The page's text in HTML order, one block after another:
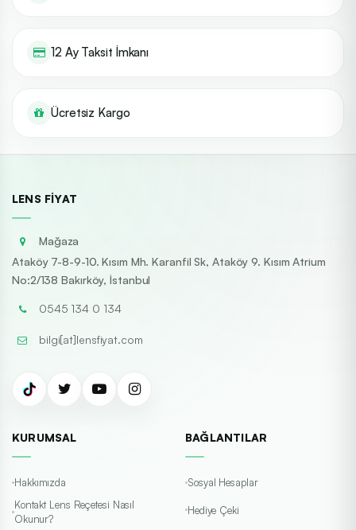
12 Ay Taksit İmkanı
Ücretsiz Kargo
LENS FIYAT
Mağaza
Ataköy 7-8-9-10. Kısım Mh. Karanfil Sk, Ataköy 9. Kısım Atrium
No:2/138 Bakırköy, İstanbul
0545 134 0 134
bilgi[at]lensfiyat.com
KURUMSAL
Hakkımızda
Kontakt Lens Reçetesi Nasıl
Okunur?
BAĞLANTILAR
Sosyal Hesaplar
Hediye Çeki